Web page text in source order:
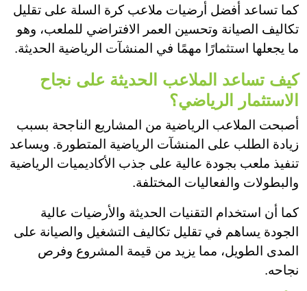
كما تساعد أفضل أرضيات ملاعب كرة السلة على تقليل
تكاليف الصيانة وتحسين العمر الافتراضي للملعب، وهو
ما يجعلها استثمارًا مهمًا في المنشآت الرياضية الحديثة.
كيف تساعد الملاعب الحديثة على نجاح
الاستثمار الرياضي؟
أصبحت الملاعب الرياضية من المشاريع الناجحة بسبب
زيادة الطلب على المنشآت الرياضية المتطورة. ويساعد
تنفيذ ملعب بجودة عالية على جذب الأكاديميات الرياضية
والبطولات والفعاليات المختلفة.
كما أن استخدام التقنيات الحديثة والأرضيات عالية
الجودة يساهم في تقليل تكاليف التشغيل والصيانة على
المدى الطويل، مما يزيد من قيمة المشروع وفرص
نجاحه.